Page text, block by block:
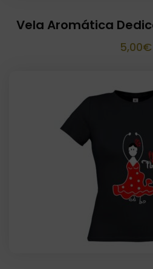
Vela Aromática
5,00€